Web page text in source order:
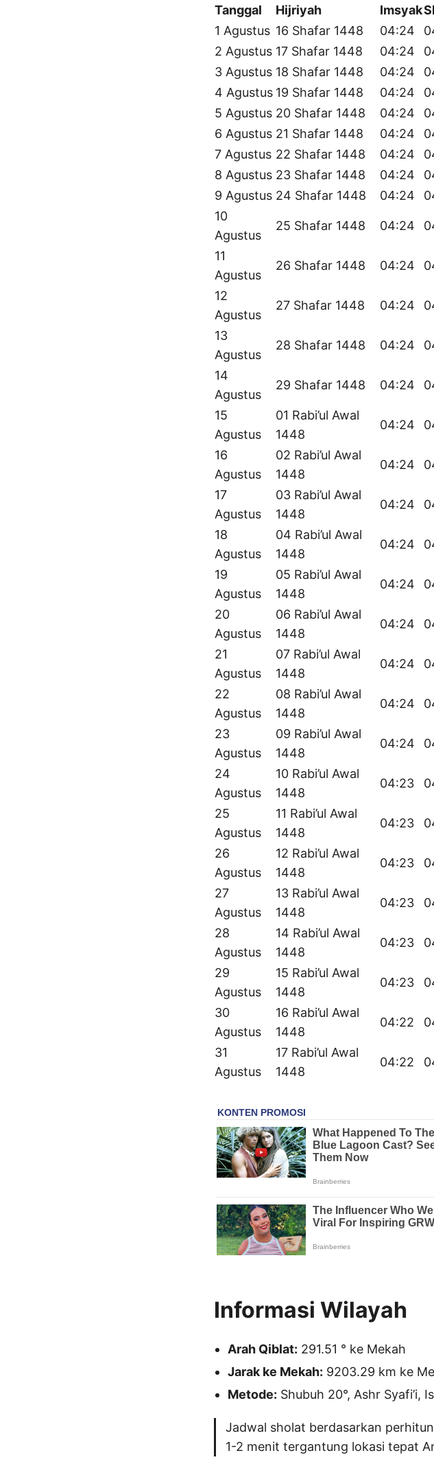
Tanggal Hijriyah Imsyak
1 Agustus 16 Shafar 1448 04:24
2 Agustus 17 Shafar 1448 04:24
3 Agustus 18 Shafar 1448 04:24
4 Agustus 19 Shafar 1448 04:24
5 Agustus 20 Shafar 1448 04:24
6 Agustus 21 Shafar 1448 04:24
7 Agustus 22 Shafar 1448 04:24
8 Agustus 23 Shafar 1448 04:24
9 Agustus 24 Shafar 1448 04:24
10
Agustus
25 Shafar 1448 04:24
11
Agustus
26 Shafar 1448 04:24
12
Agustus
27 Shafar 1448 04:24
13
Agustus
28 Shafar 1448 04:24
14
Agustus
29 Shafar 1448 04:24
15
Agustus
01 Rabi’ul Awal
1448
04:24
16
Agustus
02 Rabi’ul Awal
1448
04:24
17
Agustus
03 Rabi’ul Awal
1448
04:24
18
Agustus
04 Rabi’ul Awal
1448
04:24
19
Agustus
05 Rabi’ul Awal
1448
04:24
20
Agustus
06 Rabi’ul Awal
1448
04:24
21
Agustus
07 Rabi’ul Awal
1448
04:24
22
Agustus
08 Rabi’ul Awal
1448
04:24
23
Agustus
09 Rabi’ul Awal
1448
04:24
24
Agustus
10 Rabi’ul Awal
1448
04:23
25
Agustus
11 Rabi’ul Awal
1448
04:23
26
Agustus
12 Rabi’ul Awal
1448
04:23
27
Agustus
13 Rabi’ul Awal
1448
04:23
28
Agustus
14 Rabi’ul Awal
1448
04:23
29
Agustus
15 Rabi’ul Awal
1448
04:23
30
Agustus
16 Rabi’ul Awal
1448
04:22
31
Agustus
17 Rabi’ul Awal
1448
04:22
Informasi Wilayah
Arah Qiblat: 291.51 ° ke Mekah
Jarak ke Mekah: 9203.29 km ke
Metode: Shubuh 20°, Ashr Syafi’i,
Jadwal sholat berdasarkan
1-2 menit tergantung lokasi tepat